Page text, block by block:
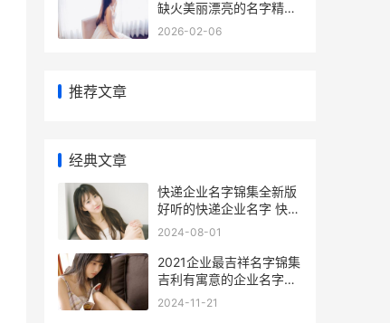
缺火美丽漂亮的名字精选
2020年惊蛰是哪天
2026-02-06
推荐文章
经典文章
快递企业名字锦集全新版
好听的快递企业名字 快递
公司名字起名大全
2024-08-01
2021企业最吉祥名字锦集
吉利有寓意的企业名字
300个吉祥企业名字大全
2024-11-21